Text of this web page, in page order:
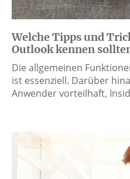
Welche Tipps und
Outlook kennen
Die allgemeinen
ist essenziell. Darüber
Anwender vorteilhaft,